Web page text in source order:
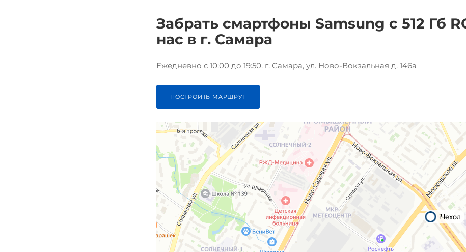
Забрать смартфоны Samsung с 512 Гб
нас в г. Самара
Ежедневно с 10:00 до 19:50. г. Самара, ул. Ново-Вокзальная д. 146а
ПОСТРОИТЬ МАРШРУТ